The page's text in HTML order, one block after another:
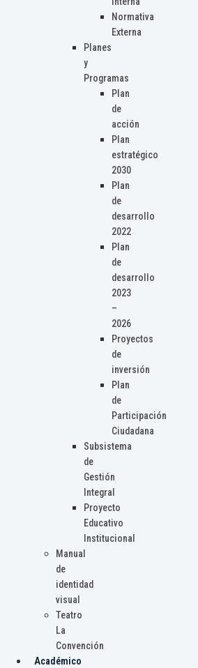
Normativa
Externa
Planes
y
Programas
Plan
de
acción
Plan
estratégico
2030
Plan
de
desarrollo
2022
Plan
de
desarrollo
2023
–
2026
Proyectos
de
inversión
Plan
de
Participación
Ciudadana
Subsistema
de
Gestión
Integral
Proyecto
Educativo
Institucional
Manual
de
identidad
visual
Teatro
La
Convención
Académico